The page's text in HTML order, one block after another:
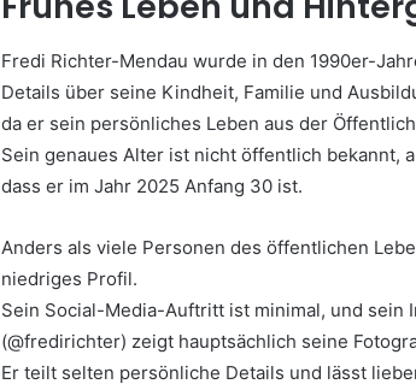
Fredi Richter-Mendau wurde in den 1990er-
Details über seine Kindheit, Familie und
da er sein persönliches Leben aus der
Sein genaues Alter ist nicht öffentlich bekannt,
dass er im Jahr 2025 Anfang 30 ist.
Anders als viele Personen des öffentlichen
niedriges Profil.
Sein Social-Media-Auftritt ist minimal, und sein
(@fredirichter) zeigt hauptsächlich seine
Er teilt selten persönliche Details und lässt